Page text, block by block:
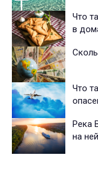
Что
в
Что
Река
на